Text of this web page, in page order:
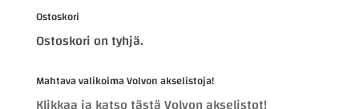
Ostoskori
Ostoskori on tyhjä.
Mahtava valikoima Volvon akselistoja!